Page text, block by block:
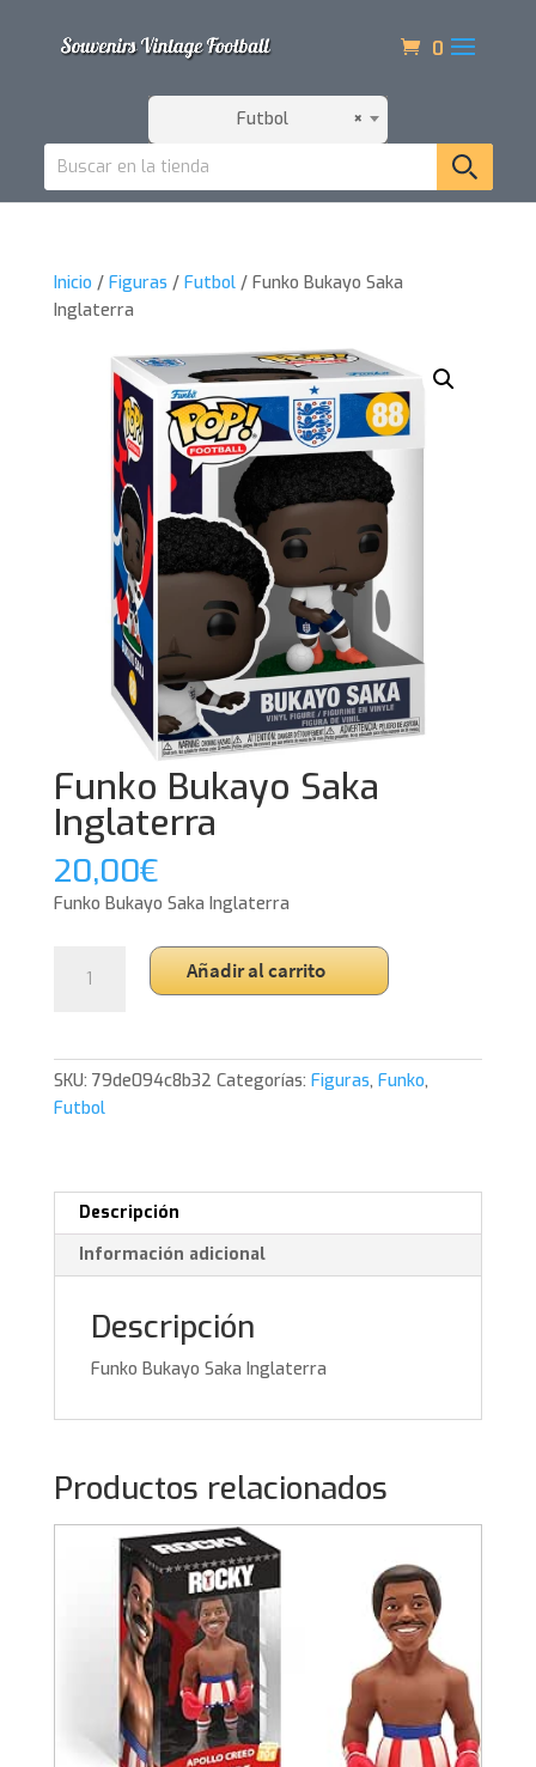
0
×
Futbol
Inicio / Figuras / Futbol/ Funko Bukayo Saka
Inglaterra
Funko Bukayo Saka
Inglaterra
20,00€
Funko Bukayo Saka Inglaterra
Bukayo
cantidad
Añadir al carrito
SKU: 79de094c8b32 Categorías: Figuras, Funko,
Futbol
Descripción
Información adicional
Descripción
Funko Bukayo Saka Inglaterra
Productos relacionados